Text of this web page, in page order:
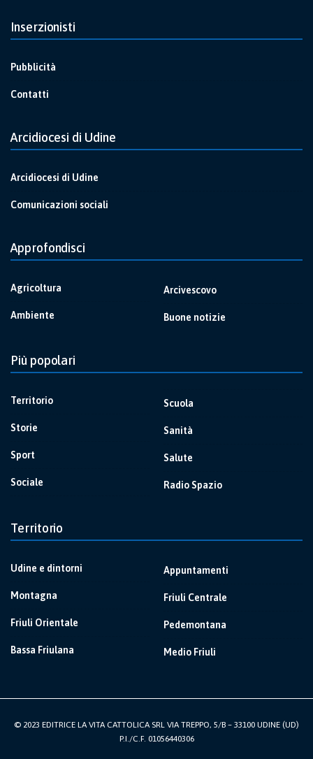
Inserzionisti
Pubblicità
Contatti
Arcidiocesi di Udine
Arcidiocesi di Udine
Comunicazioni sociali
Approfondisci
Agricoltura
Ambiente
Arcivescovo
Buone notizie
Più popolari
Territorio
Storie
Sport
Sociale
Scuola
Sanità
Salute
Radio Spazio
Territorio
Udine e dintorni
Montagna
Friuli Orientale
Bassa Friulana
Appuntamenti
Friuli Centrale
Pedemontana
Medio Friuli
© 2023 EDITRICE LA VITA CATTOLICA SRL VIA TREPPO, 5/B – 33100 UDINE (UD)
P.I./C.F. 01056440306